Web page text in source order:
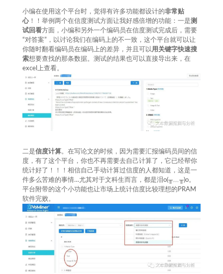
小编在使用这个平台时，觉得有许多功能都设计的非常贴
心！！举例两个在信度测试方面让我好感倍增的功能：一是测
试回看方面，小编和另外一个编码员在信度测试完成后，需要
“对答案”，以讨论我们在编码上的不一致，这个平台就可以让
你随时翻看编码员在编码上的差异，并且可以用关键字快速搜
索想要查找的那条数据。测试的结果也可以直接导出来，在
excel上查看。
二是信度计算。在写论文的时候，因为需要汇报编码员间的信
度，有了这个平台，你也不再需要去自己计算了，它已经帮你
统计好了！！！相信自己手动计算过信度的人都知道，这是一
件多么苦难的事情…尤其对于文科生而言，都是泪o(╥﹏╥)o。
平台附带的这个小功能也让市场上统计信度比较理想的PRAM
软件完败。